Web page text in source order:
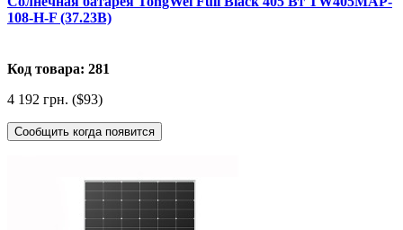
108-H-F (37.23В)
Код товара: 281
4 192 грн. ($93)
Сообщить когда появится